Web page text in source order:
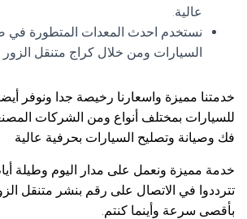
عالية.
نستخدم احدث المعدات المتطورة في
السيارات ومن خلال كراج متنقل الزور خدمة
خدمتنا مميزة واسعارنا رخيصة جدا ونوفر
للسيارات بمختلف أنواع ومن الشركات
فك وصيانة وتصليح السيارات بحرفية عالية
خدمة مميزة ونعمل على مدار اليوم وطيلة
تترددوا في الاتصال على رقم بنشر متنقل
بأقصى سرعة وأينما كنتم.